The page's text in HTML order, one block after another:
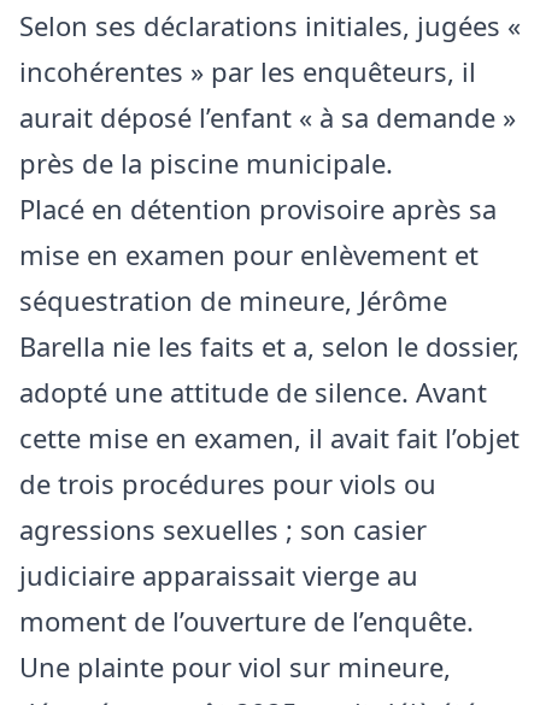
Selon ses déclarations initiales, jugées «
incohérentes » par les enquêteurs, il
aurait déposé l’enfant « à sa demande »
près de la piscine municipale.
Placé en détention provisoire après sa
mise en examen pour enlèvement et
séquestration de mineure, Jérôme
Barella nie les faits et a, selon le dossier,
adopté une attitude de silence. Avant
cette mise en examen, il avait fait l’objet
de trois procédures pour viols ou
agressions sexuelles ; son casier
judiciaire apparaissait vierge au
moment de l’ouverture de l’enquête.
Une plainte pour viol sur mineure,